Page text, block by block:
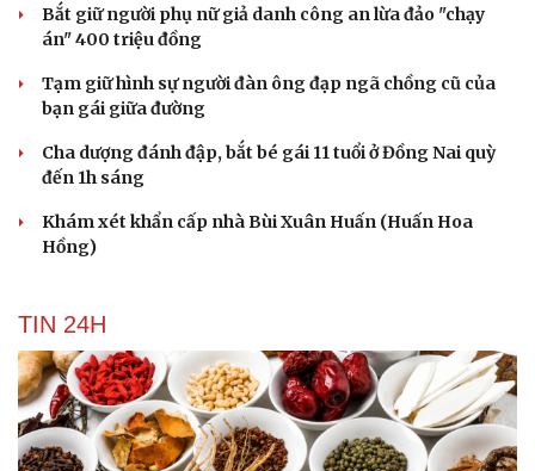
Du lịch
Tư vấn
check-in
Podcast
Đọc truyện đêm khuya
Cửa sổ tình yêu
Hạt giống tâm hồn
Bắt giữ người phụ nữ giả danh công an lừa đảo "chạy
án" 400 triệu đồng
Tạm giữ hình sự người đàn ông đạp ngã chồng cũ của
bạn gái giữa đường
Cha dượng đánh đập, bắt bé gái 11 tuổi ở Đồng Nai quỳ
đến 1h sáng
Khám xét khẩn cấp nhà Bùi Xuân Huấn (Huấn Hoa
Hồng)
TIN 24H